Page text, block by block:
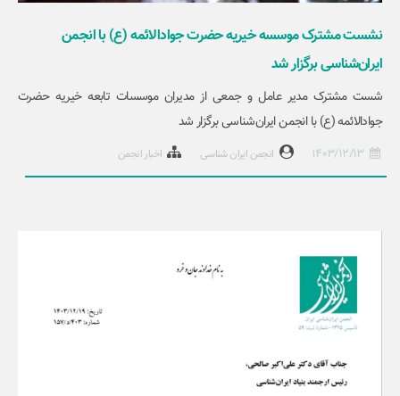
نشست مشترک موسسه خیریه حضرت جوادالائمه (ع) با انجمن
ایران‌شناسی برگزار شد
شست مشترک مدیر عامل و جمعی از مدیران موسسات تابعه خیریه حضرت
جوادالائمه (ع) با انجمن ایران‌شناسی برگزار شد
انجمن ایران شناسی اخبار انجمن